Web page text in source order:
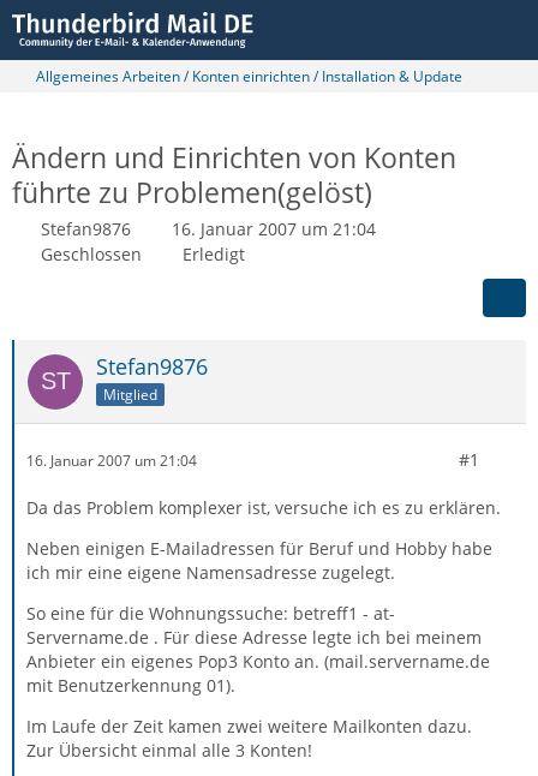
Allgemeines Arbeiten / Konten einrichten / Installation & Update
Ändern und Einrichten von Konten
führte zu Problemen(gelöst)
Stefan9876
16. Januar 2007 um 21:04
Geschlossen
Erledigt
Stefan9876
Mitglied
16. Januar 2007 um 21:04 #1
Da das Problem komplexer ist, versuche ich es zu erklären.
Neben einigen E-Mailadressen für Beruf und Hobby habe
ich mir eine eigene Namensadresse zugelegt.
So eine für die Wohnungssuche: betreff1 - at-
Servername.de . Für diese Adresse legte ich bei meinem
Anbieter ein eigenes Pop3 Konto an. (mail.servername.de
mit Benutzerkennung 01).
Im Laufe der Zeit kamen zwei weitere Mailkonten dazu.
Zur Übersicht einmal alle 3 Konten!